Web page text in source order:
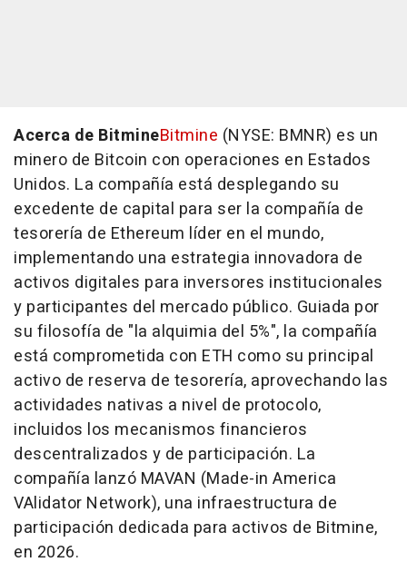
Acerca de BitmineBitmine (NYSE: BMNR) es un
minero de Bitcoin con operaciones en Estados
Unidos. La compañía está desplegando su
excedente de capital para ser la compañía de
tesorería de Ethereum líder en el mundo,
implementando una estrategia innovadora de
activos digitales para inversores institucionales
y participantes del mercado público. Guiada por
su filosofía de "la alquimia del 5%", la compañía
está comprometida con ETH como su principal
activo de reserva de tesorería, aprovechando las
actividades nativas a nivel de protocolo,
incluidos los mecanismos financieros
descentralizados y de participación. La
compañía lanzó MAVAN (Made-in America
VAlidator Network), una infraestructura de
participación dedicada para activos de Bitmine,
en 2026.